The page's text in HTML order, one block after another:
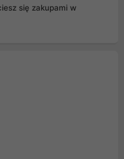
się zakupami w